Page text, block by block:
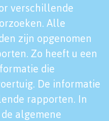
verschillende
Alle
zijn opgenomen
Zo heeft u een
die
De informatie
rapporten. In
algemene